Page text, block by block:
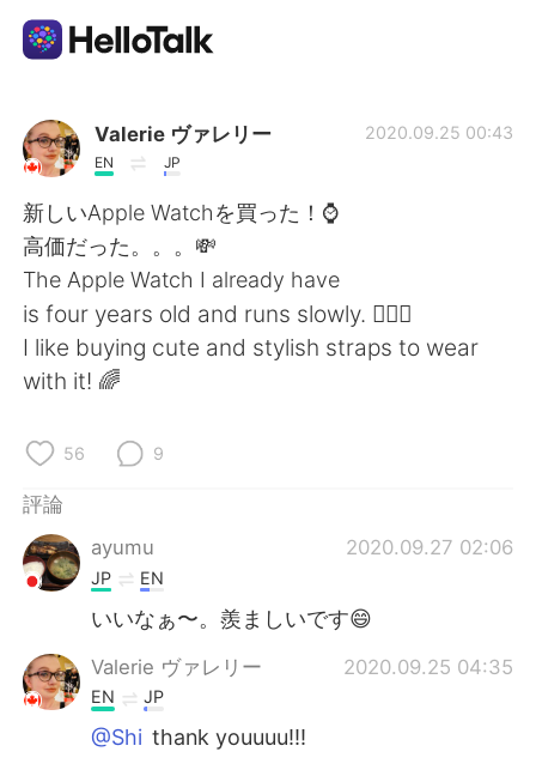
語言交換應用
AI Grammar Checker
繁體中文
English 简体中文
日本語
ไทย
Indonesia Italiano
Türkçe
Valerie ヴァレリー
EN JP
2020.09.25 00:43
新しいApple Watchを買った！⌚️
高価だった。。。💸
The Apple Watch I already have
is four years old and runs slowly. 🤷🏻‍♀️
I like buying cute and stylish straps to wear
with it! 🌈
56 9
評論
ayumu
2020.09.27 02:06
JP EN
いいなぁ〜。羨ましいです😄
Valerie ヴァレリー 2020.09.25 04:35
EN JP
@Shi thank youuuu!!!